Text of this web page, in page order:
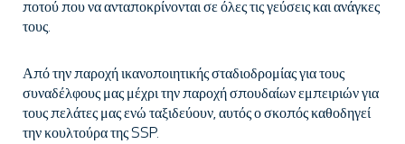
ποτού που να ανταποκρίνονται σε όλες τις γεύσεις και ανάγκες
τους.
Από την παροχή ικανοποιητικής σταδιοδρομίας για τους
συναδέλφους μας μέχρι την παροχή σπουδαίων εμπειριών για
τους πελάτες μας ενώ ταξιδεύουν, αυτός ο σκοπός καθοδηγεί
την κουλτούρα της SSP.